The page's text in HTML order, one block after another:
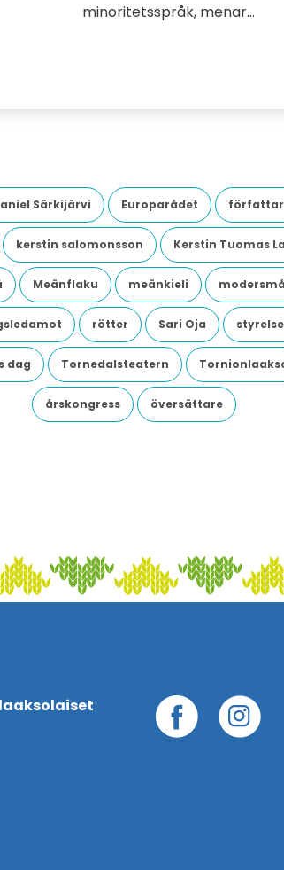
minoritetsspråk, menar…
Särkijärvi Europarådet
kerstin salomonsson Kerstin Tuomas
Meänflaku meänkieli
rötter Sari Oja
dag Tornedalsteatern
årskongress översättare